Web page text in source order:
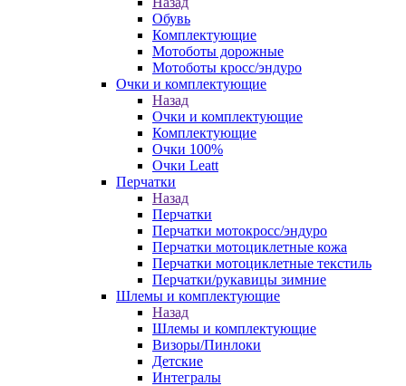
Обувь
Комплектующие
Мотоботы дорожные
Мотоботы кросс/эндуро
Очки и комплектующие
Назад
Очки и комплектующие
Комплектующие
Очки 100%
Очки Leatt
Перчатки
Назад
Перчатки
Перчатки мотокросс/эндуро
Перчатки мотоциклетные кожа
Перчатки мотоциклетные текстиль
Перчатки/рукавицы зимние
Шлемы и комплектующие
Назад
Шлемы и комплектующие
Визоры/Пинлоки
Детские
Интегралы